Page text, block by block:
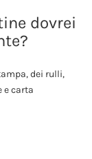
dovrei
dei rulli,
e carta